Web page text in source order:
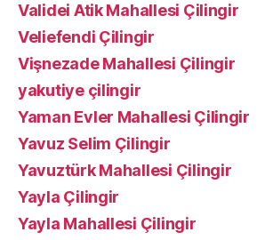
Validei Atik Mahallesi Çilingir
Veliefendi Çilingir
Vişnezade Mahallesi Çilingir
yakutiye çilingir
Yaman Evler Mahallesi Çilingir
Yavuz Selim Çilingir
Yavuztürk Mahallesi Çilingir
Yayla Çilingir
Yayla Mahallesi Çilingir